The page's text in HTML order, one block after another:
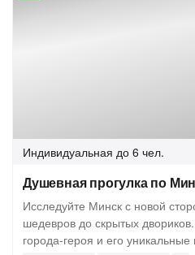
Индивидуальная до 6 чел.
Душевная прогулка по
Исследуйте Минск с новой
шедевров до скрытых
города-героя и его уникальные